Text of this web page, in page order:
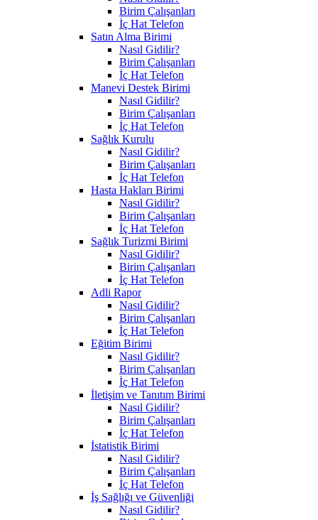
Birim Çalışanları
İç Hat Telefon
Satın Alma Birimi
Nasıl Gidilir?
Birim Çalışanları
İç Hat Telefon
Manevi Destek Birimi
Nasıl Gidilir?
Birim Çalışanları
İç Hat Telefon
Sağlık Kurulu
Nasıl Gidilir?
Birim Çalışanları
İç Hat Telefon
Hasta Hakları Birimi
Nasıl Gidilir?
Birim Çalışanları
İç Hat Telefon
Sağlık Turizmi Birimi
Nasıl Gidilir?
Birim Çalışanları
İç Hat Telefon
Adli Rapor
Nasıl Gidilir?
Birim Çalışanları
İç Hat Telefon
Eğitim Birimi
Nasıl Gidilir?
Birim Çalışanları
İç Hat Telefon
İletişim ve Tanıtım Birimi
Nasıl Gidilir?
Birim Çalışanları
İç Hat Telefon
İstatistik Birimi
Nasıl Gidilir?
Birim Çalışanları
İç Hat Telefon
İş Sağlığı ve Güvenliği
Nasıl Gidilir?